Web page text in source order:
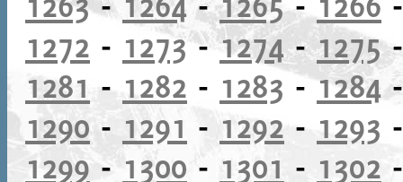
1272 - 1273-1274-1275
1281 - 1282 - 1283 -1284
1290- 1291 - 1292 - 1293
1299-1300 - 1301 - 1302